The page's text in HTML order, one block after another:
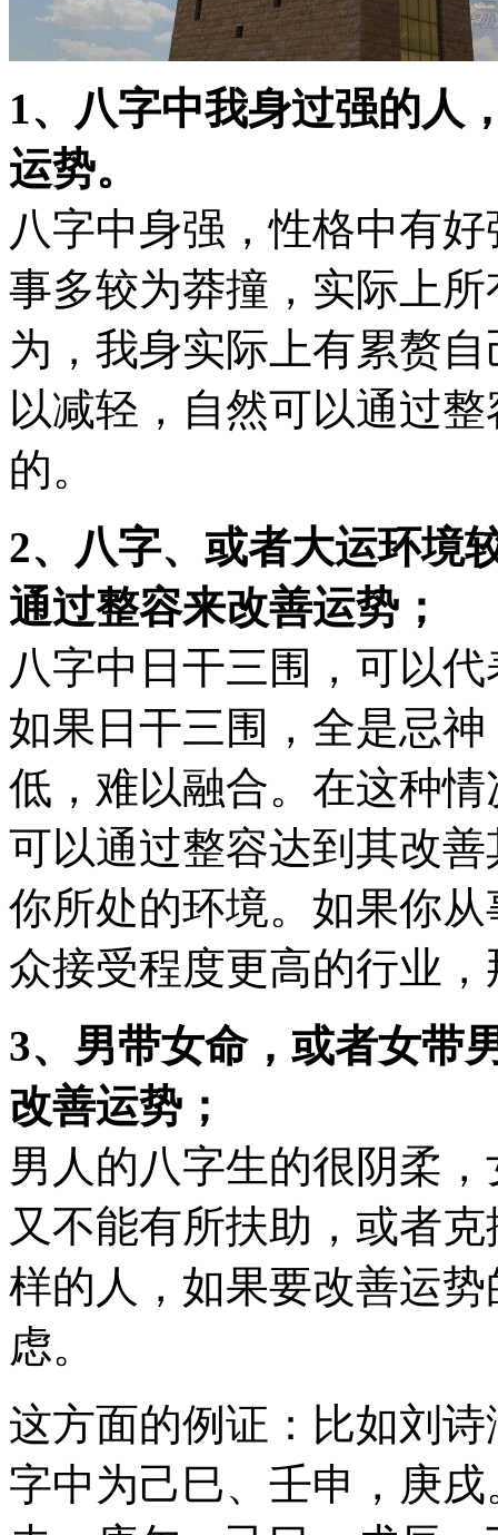
1、八字中我身过强的人
运势。
八字中身强，性格中有
事多较为莽撞，实际上
为，我身实际上有累赘
以减轻，自然可以通过
的。
2、八字、或者大运环境
通过整容来改善运势；
八字中日干三围，可以
如果日干三围，全是忌
低，难以融合。在这种
可以通过整容达到其改
你所处的环境。如果你
众接受程度更高的行业
3、男带女命，或者女带
改善运势；
男人的八字生的很阴柔
又不能有所扶助，或者
样的人，如果要改善运
虑。
这方面的例证：比如刘
字中为己巳、壬申，庚